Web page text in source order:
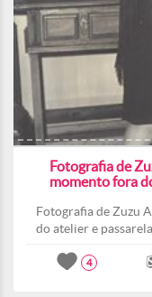
Fotografia de
momento fora
Fotografia de Zuzu
do atelier e
4